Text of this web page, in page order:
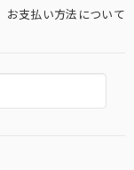
お支払い方法について